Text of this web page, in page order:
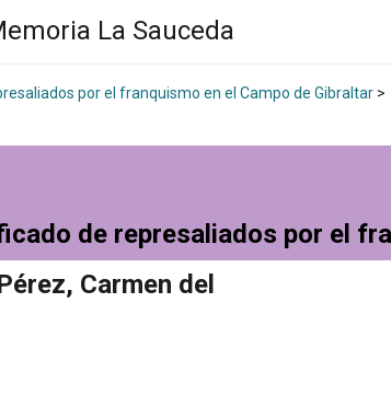
La Sauceda
por el franquismo en el Campo de Gibraltar >
de represaliados por el
Carmen del